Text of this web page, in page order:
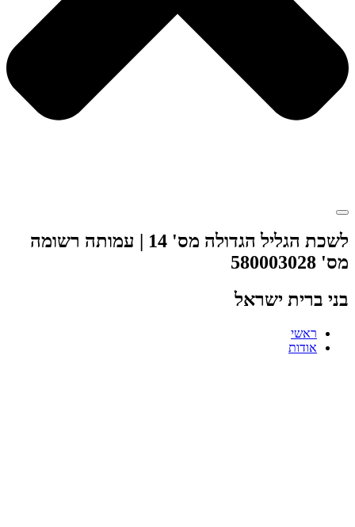
לשכת הגליל הגדולה מס' 14 | עמותה רשומה
מס' 580003028
בני ברית ישראל
ראשי
אודות